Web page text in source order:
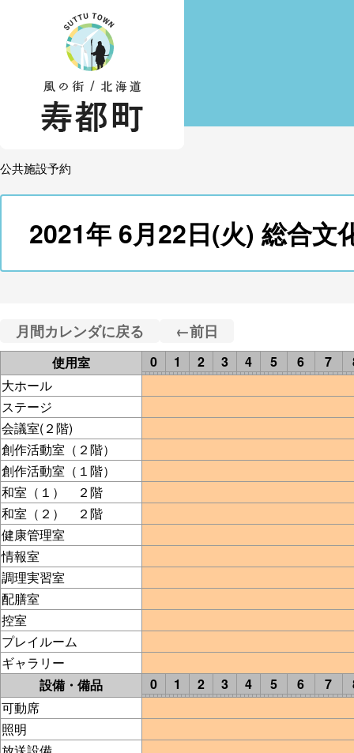
公共施設予約
2021年 6月22日(火) 総合
月間カレンダに戻る ←前日
使用室 0 1 2 3 4 5 6 7
大ホール
ステージ
会議室(２階)
創作活動室（２階）
創作活動室（１階）
和室（１） ２階
和室（２） ２階
健康管理室
情報室
調理実習室
配膳室
控室
プレイルーム
ギャラリー
設備・備品
0 1 2 3 4 5 6 7
可動席
照明